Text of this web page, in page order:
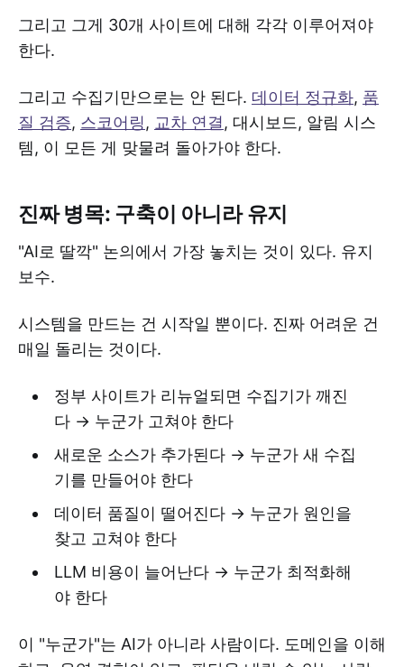
그리고 그게 30개 사이트에 대해 각각 이루어져야
한다.
그리고 수집기만으로는 안 된다. 데이터 정규화, 품
질 검증, 스코어링, 교차 연결, 대시보드, 알림 시스
템, 이 모든 게 맞물려 돌아가야 한다.
진짜 병목: 구축이 아니라 유지
"AI로 딸깍" 논의에서 가장 놓치는 것이 있다. 유지
보수.
시스템을 만드는 건 시작일 뿐이다. 진짜 어려운 건
매일 돌리는 것이다.
정부 사이트가 리뉴얼되면 수집기가 깨진
다 → 누군가 고쳐야 한다
새로운 소스가 추가된다 → 누군가 새 수집
기를 만들어야 한다
데이터 품질이 떨어진다 → 누군가 원인을
찾고 고쳐야 한다
LLM 비용이 늘어난다 → 누군가 최적화해
야 한다
이 "누군가"는 AI가 아니라 사람이다. 도메인을 이해